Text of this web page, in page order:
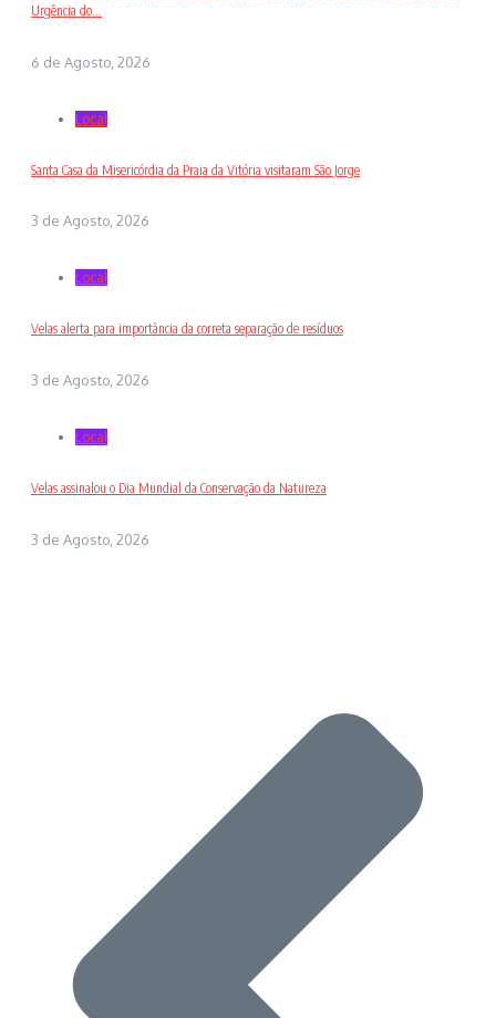
Urgência do...
6 de Agosto, 2026
Local
Santa Casa da Misericórdia da Praia da Vitória visitaram São Jorge
3 de Agosto, 2026
Local
Velas alerta para importância da correta separação de resíduos
3 de Agosto, 2026
Local
Velas assinalou o Dia Mundial da Conservação da Natureza
3 de Agosto, 2026